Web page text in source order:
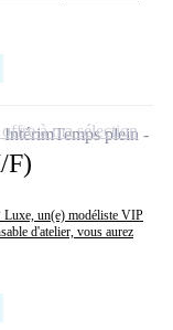
F)
Luxe, un(e) modéliste VIP
d'atelier, vous aurez
IntérimTemps plein
à ma sélection